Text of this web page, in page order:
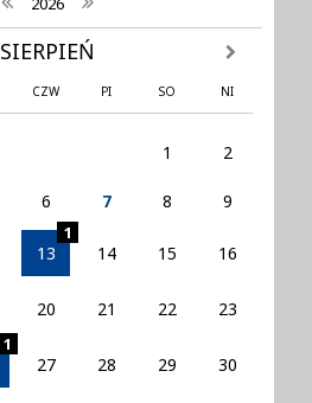
SIERPIEŃ następny
CZW PI SO NI
1 2
6 7 8 9
13
1
14 15 16
20 21 22 23
1
27 28 29 30